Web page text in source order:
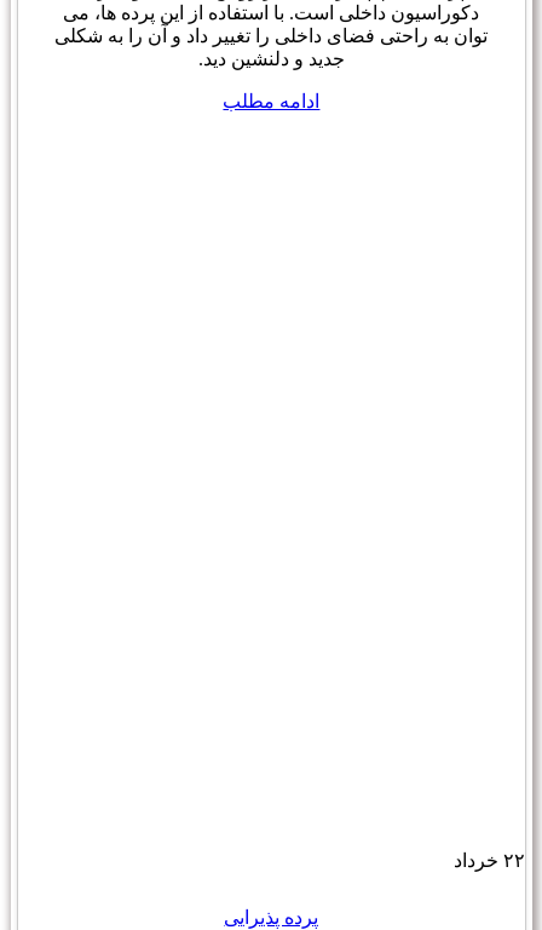
دکوراسیون داخلی است. با استفاده از این پرده ها، می
توان به راحتی فضای داخلی را تغییر داد و آن را به شکلی
جدید و دلنشین دید.
ادامه مطلب
۲۲ خرداد
پرده پذیرایی